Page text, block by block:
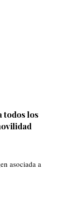
todos los